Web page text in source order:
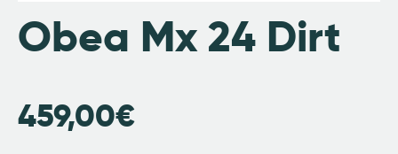
Obea Mx 24 Dirt
459,00€